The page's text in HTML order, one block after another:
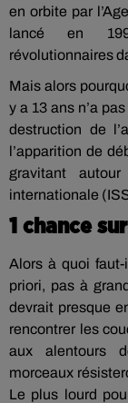
en orbite par
lancé en
révolutionnaires
Mais alors
y a 13 ans n’a
destruction de
l’apparition de
gravitant
internationale
1 chance
Alors à quoi
priori, pas à
devrait presque
rencontrer les
aux alentours
morceaux
Le plus lourd